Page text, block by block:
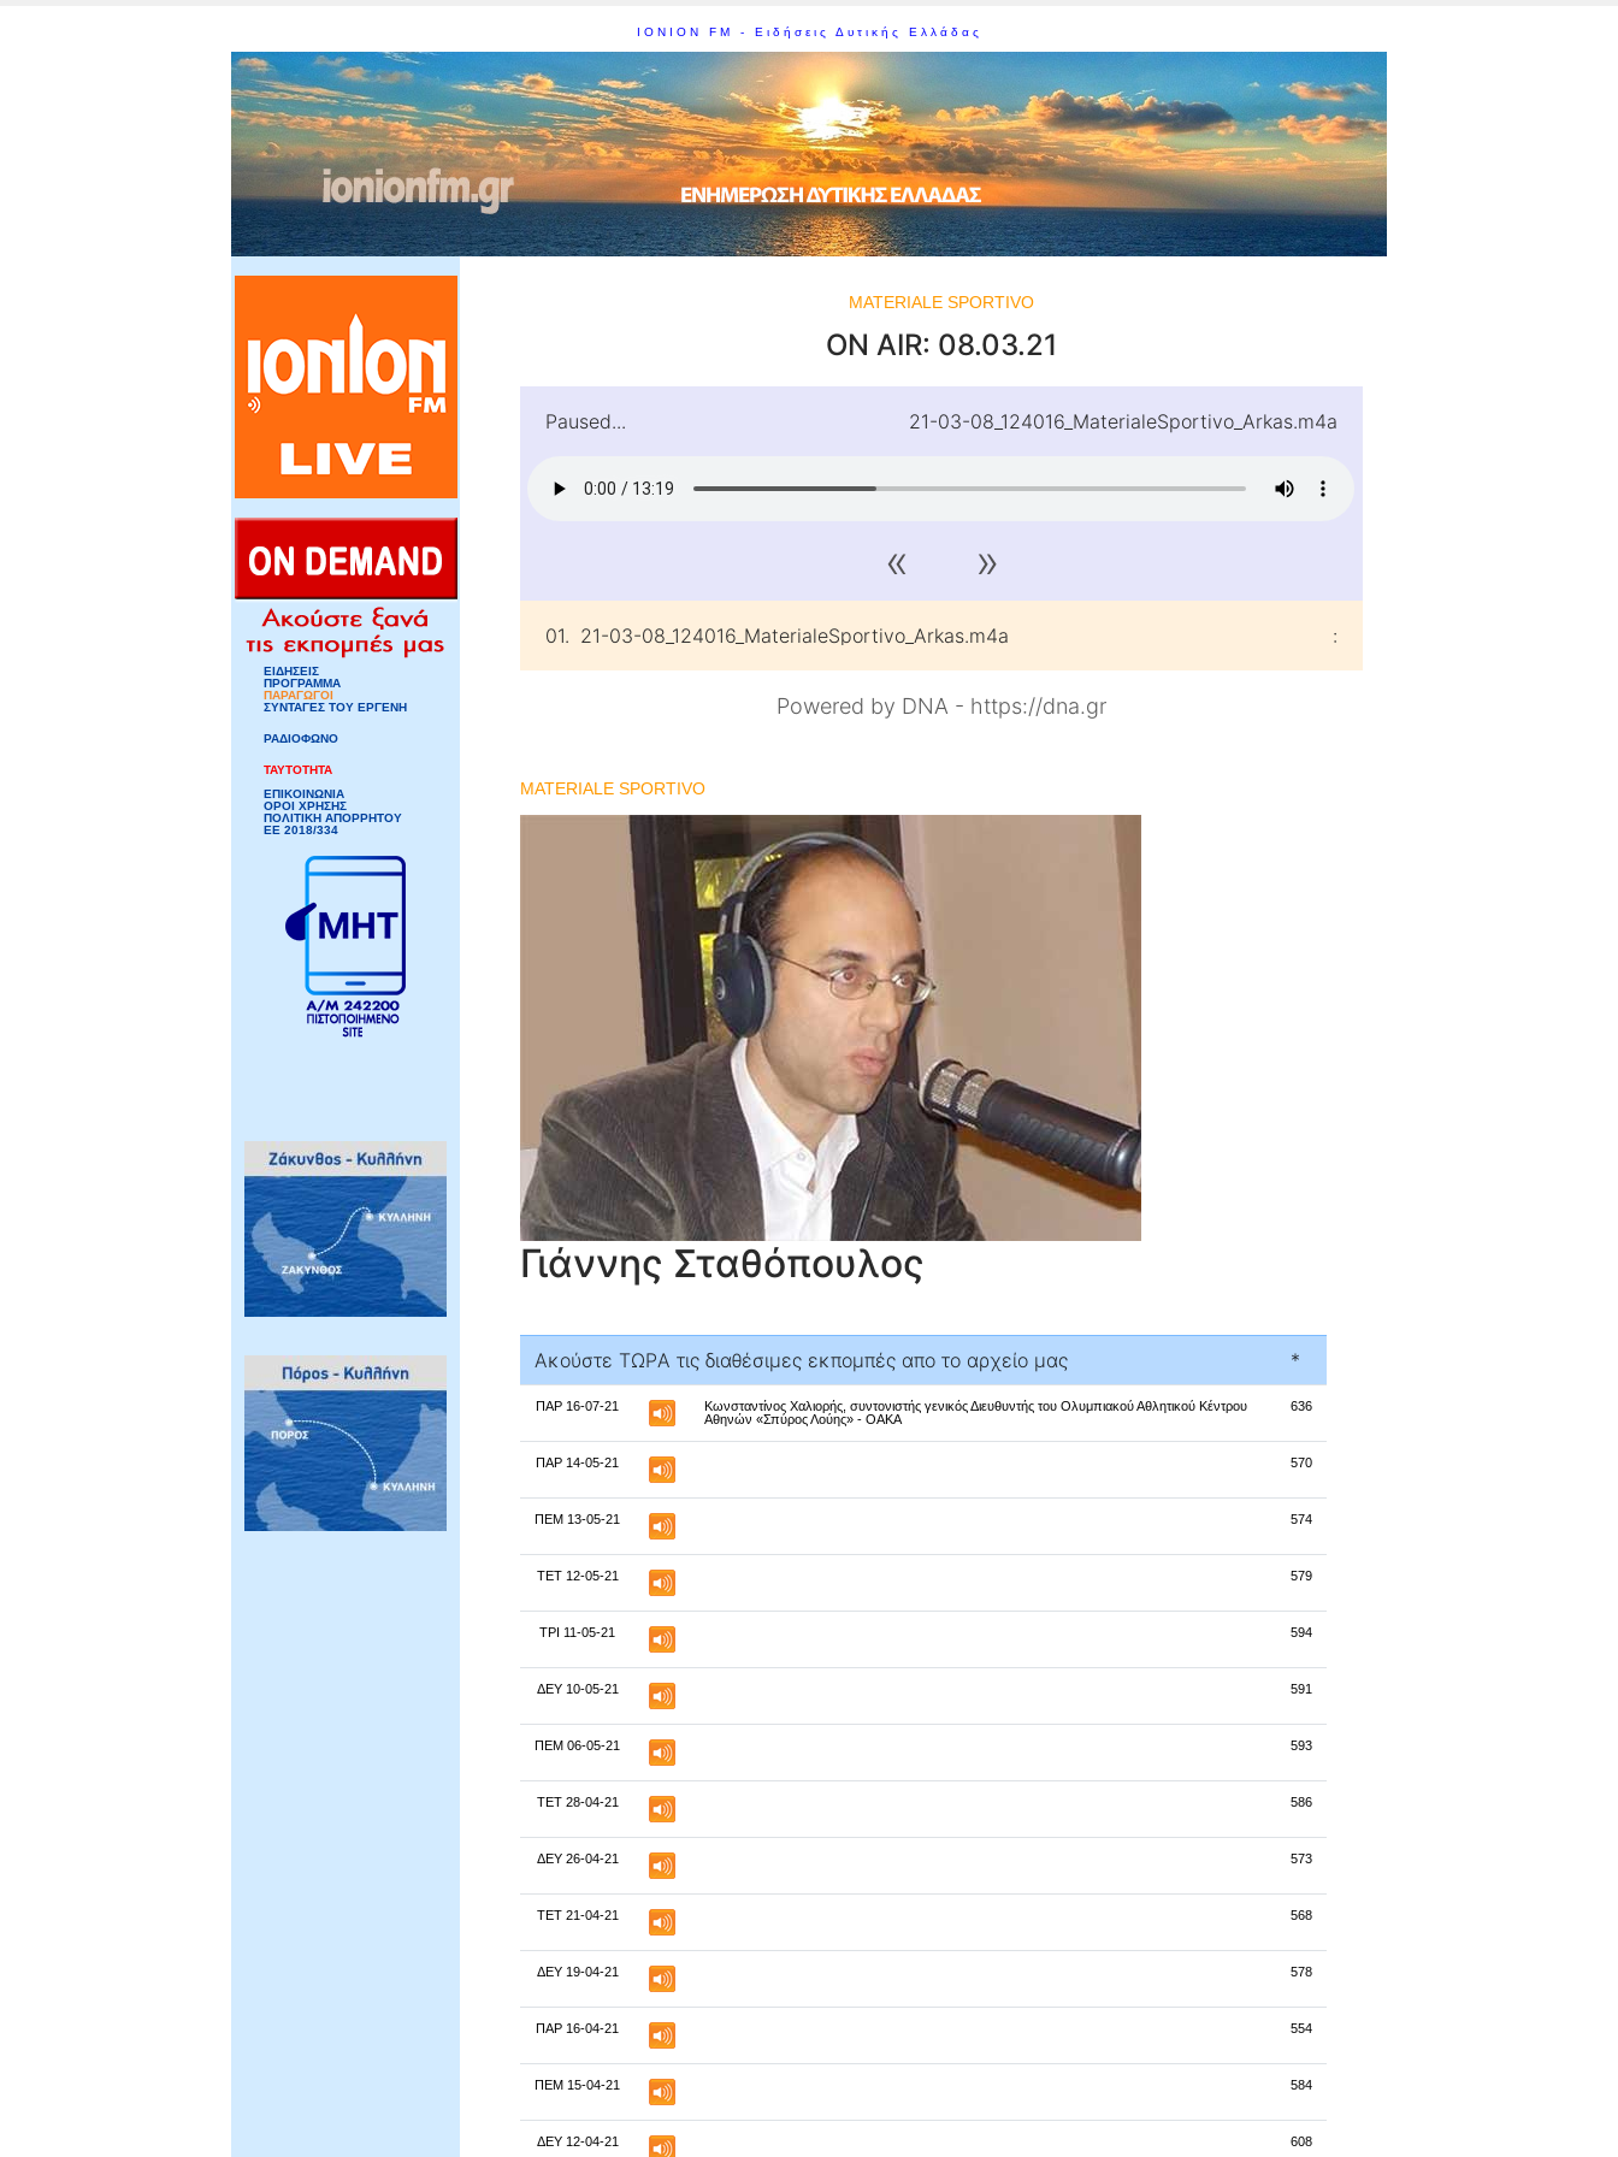
IONION FM - Ειδήσεις Δυτικής Ελλάδας
ΕΙΔΗΣΕΙΣ
ΠΡΟΓΡΑΜΜΑ
ΠΑΡΑΓΩΓΟΙ
ΣΥΝΤΑΓΕΣ ΤΟΥ ΕΡΓΕΝΗ
ΡΑΔΙΟΦΩΝΟ
ΤΑΥΤΟΤΗΤΑ
ΕΠΙΚΟΙΝΩΝΙΑ
ΟΡΟΙ ΧΡΗΣΗΣ
ΠΟΛΙΤΙΚΗ ΑΠΟΡΡΗΤΟΥ
ΕΕ 2018/334
MATERIALE SPORTIVO
ON AIR: 08.03.21
Paused... 21-03-08_124016_MaterialeSportivo_Arkas.m4a
« »
01. 21-03-08_124016_MaterialeSportivo_Arkas.m4a :
Powered by DNA - https://dna.gr
MATERIALE SPORTIVO
Γιάννης Σταθόπουλος
Aκούστε ΤΩΡA τις διαθέσιμες εκπομπές απο το αρχείο μας *
ΠΑΡ 16-07-21
Κωνσταντίνος Χαλιορής, συντονιστής γενικός Διευθυντής του Ολυμπιακού Αθλητικού Κέντρου
Αθηνών «Σπύρος Λούης» - ΟΑΚΑ
636
ΠΑΡ 14-05-21 570
ΠΕΜ 13-05-21 574
ΤΕΤ 12-05-21 579
ΤΡΙ 11-05-21 594
ΔΕΥ 10-05-21 591
ΠΕΜ 06-05-21 593
ΤΕΤ 28-04-21 586
ΔΕΥ 26-04-21 573
ΤΕΤ 21-04-21 568
ΔΕΥ 19-04-21 578
ΠΑΡ 16-04-21 554
ΠΕΜ 15-04-21 584
ΔΕΥ 12-04-21 608